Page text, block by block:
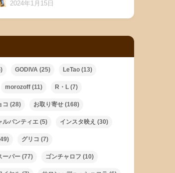
2024年1月15日
GODIVA (25) LeTao (13)
morozoff (11) R・L (7)
コ (28) お取り寄せ (168)
ルパンティエ (5) インスタ映え (30)
グリコ (7)
ーパー (77) ゴンチャロフ (10)